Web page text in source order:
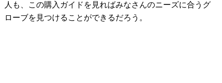
人も、この購入ガイドを見ればみなさんのニーズに合うグ
ローブを見つけることができるだろう。